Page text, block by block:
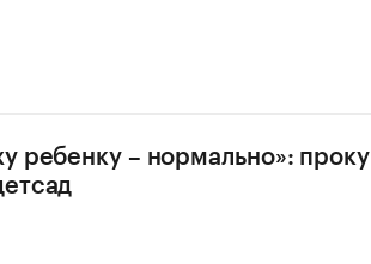
ребенку – нормально»: